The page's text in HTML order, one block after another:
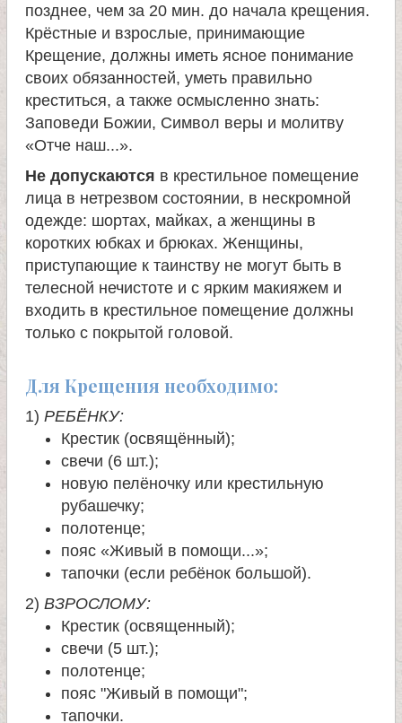
к
о
й
позднее, чем за 20 мин. до начала крещения.
Крёстные и взрослые, принимающие
Крещение, должны иметь ясное понимание
своих обязанностей, уметь правильно
креститься, а также осмысленно знать:
Заповеди Божии, Символ веры и молитву
«Отче наш...».
Не допускаются в крестильное помещение
лица в нетрезвом состоянии, в нескромной
одежде: шортах, майках, а женщины в
коротких юбках и брюках. Женщины,
приступающие к таинству не могут быть в
телесной нечистоте и с ярким макияжем и
входить в крестильное помещение должны
только с покрытой головой.
Для Крещения необходимо:
1) РЕБЁНКУ:
Крестик (освящённый);
свечи (6 шт.);
новую пелёночку или крестильную
рубашечку;
полотенце;
пояс «Живый в помощи...»;
тапочки (если ребёнок большой).
2) ВЗРОСЛОМУ:
Крестик (освященный);
cвечи (5 шт.);
полотенце;
пояс "Живый в помощи";
тапочки.